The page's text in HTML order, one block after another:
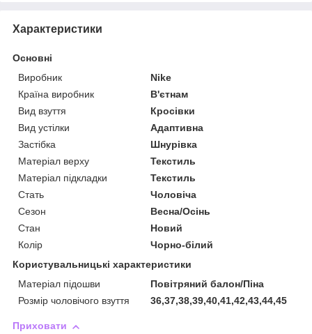
Характеристики
Основні
Виробник
Nike
Країна виробник
В'єтнам
Вид взуття
Кросівки
Вид устілки
Адаптивна
Застібка
Шнурівка
Матеріал верху
Текстиль
Матеріал підкладки
Текстиль
Стать
Чоловіча
Сезон
Весна/Осінь
Стан
Новий
Колір
Чорно-білий
Користувальницькі характеристики
Матеріал підошви
Повітряний балон/Піна
Розмір чоловічого взуття
36,37,38,39,40,41,42,43,44,45
Приховати